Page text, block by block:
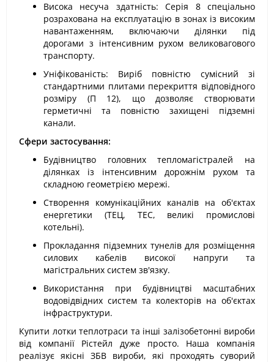
Висока несуча здатність: Серія 8 спеціально
розрахована на експлуатацію в зонах із високим
навантаженням, включаючи ділянки під
дорогами з інтенсивним рухом великовагового
транспорту.
Уніфікованість: Виріб повністю сумісний зі
стандартними плитами перекриття відповідного
розміру (П 12), що дозволяє створювати
герметичні та повністю захищені підземні
канали.
Сфери застосування:
Будівництво головних тепломагістралей на
ділянках із інтенсивним дорожнім рухом та
складною геометрією мережі.
Створення комунікаційних каналів на об'єктах
енергетики (ТЕЦ, ТЕС, великі промислові
котельні).
Прокладання підземних тунелів для розміщення
силових кабелів високої напруги та
магістральних систем зв'язку.
Використання при будівництві масштабних
водовідвідних систем та колекторів на об'єктах
інфраструктури.
Купити лотки теплотраси та інші залізобетонні вироби
від компанії Рістейл дуже просто. Наша компанія
реалізує якісні ЗБВ вироби, які проходять суворий